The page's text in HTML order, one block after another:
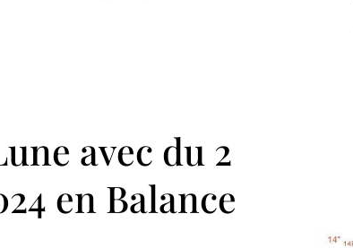
avec du 2
en Balance